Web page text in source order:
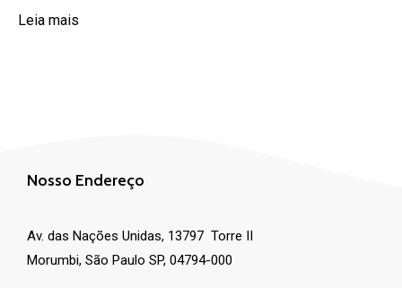
Leia mais
Nosso Endereço
Av. das Nações Unidas, 13797 Torre II
Morumbi, São Paulo SP, 04794-000